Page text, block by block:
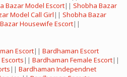
Bazar Model Escort|| Shobha Bazar
Model Call Girl || Shobha Bazar
Housewife Escort||
Escort|| Bardhaman Escort
|| Bardhaman Female Escort||
|| Bardhaman Independnet